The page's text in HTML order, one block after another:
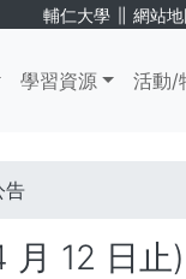
輔仁大學 ∥ 網站地
學習資源 活動/
告
12 日止